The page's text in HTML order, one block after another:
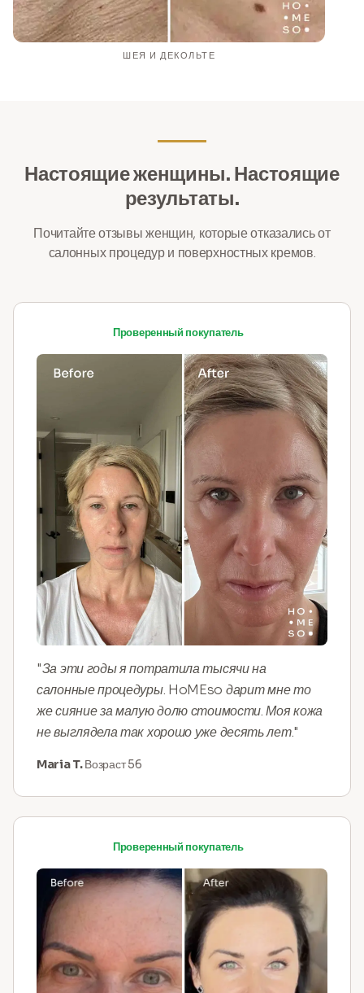
ШЕЯ И ДЕКОЛЬТЕ
Настоящие женщины. Настоящие
результаты.
Почитайте отзывы женщин, которые отказались от
салонных процедур и поверхностных кремов.
Проверенный покупатель
"За эти годы я потратила тысячи на
салонные процедуры. HoMEso дарит мне то
же сияние за малую долю стоимости. Моя кожа
не выглядела так хорошо уже десять лет."
Maria T.Возраст 56
Проверенный покупатель